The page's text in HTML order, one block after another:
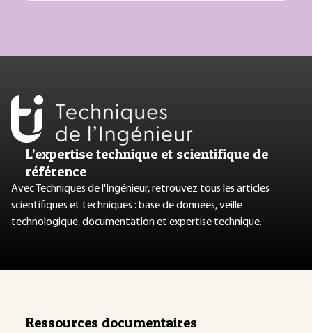
L’expertise technique et scientifique de
référence
Avec Techniques de l'Ingénieur, retrouvez tous les articles
scientifiques et techniques : base de données, veille
technologique, documentation et expertise technique.
Ressources documentaires